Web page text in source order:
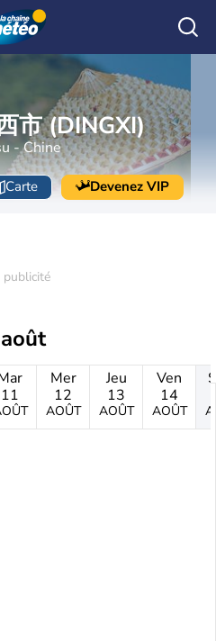
市 (DINGXI)
- Chine
Carte Devenez VIP
11
Mer
12
AOÛT
Jeu
13
AOÛT
Ven
14
AOÛT